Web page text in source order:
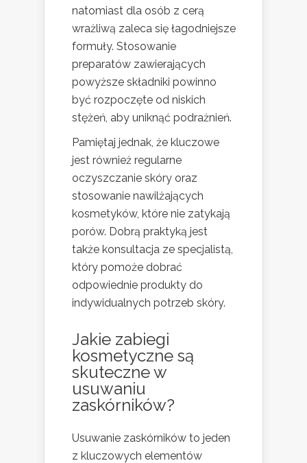
natomiast dla osób z cerą
wrażliwą zaleca się łagodniejsze
formuły. Stosowanie
preparatów zawierających
powyższe składniki powinno
być rozpoczęte od niskich
stężeń, aby uniknąć podrażnień.
Pamiętaj jednak, że kluczowe
jest również regularne
oczyszczanie skóry oraz
stosowanie nawilżających
kosmetyków, które nie zatykają
porów. Dobrą praktyką jest
także konsultacja ze specjalistą,
który pomoże dobrać
odpowiednie produkty do
indywidualnych potrzeb skóry.
Jakie zabiegi
kosmetyczne są
skuteczne w
usuwaniu
zaskórników?
Usuwanie zaskórników to jeden
z kluczowych elementów